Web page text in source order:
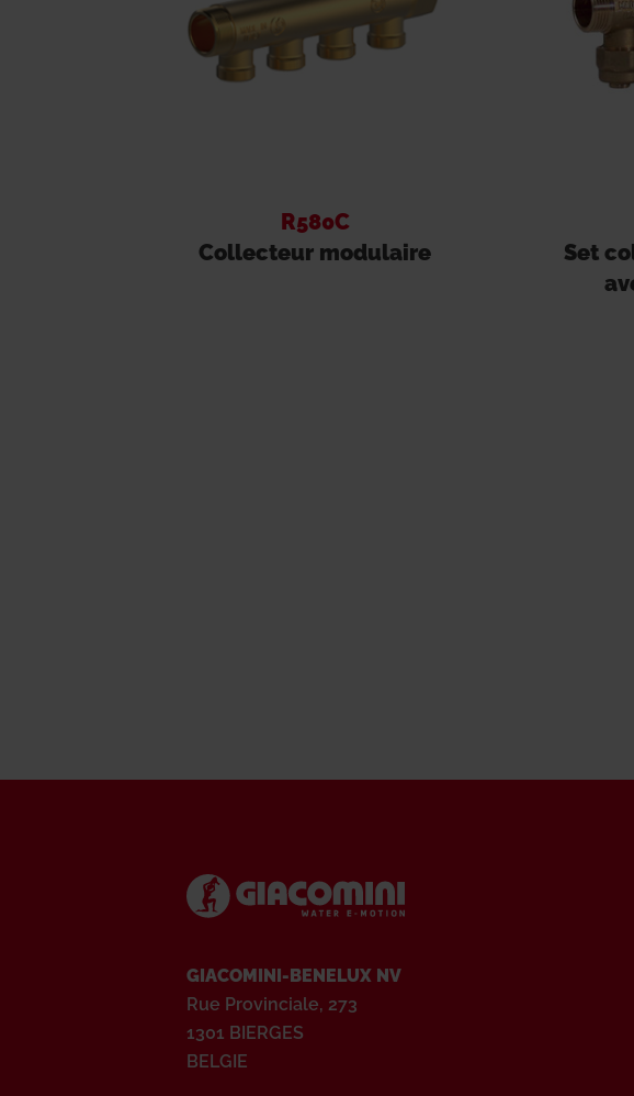
R580C
Collecteur modulaire
Set
GIACOMINI-BENELUX NV
Rue Provinciale, 273
1301 BIERGES
BELGIE